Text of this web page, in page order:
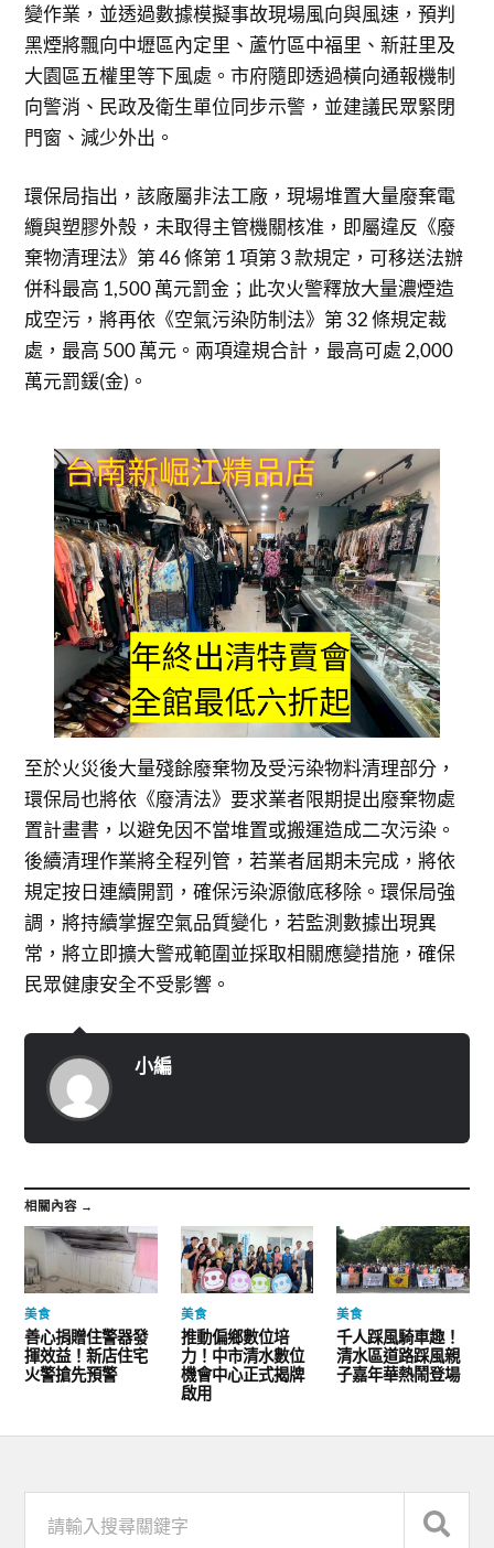
變作業，並透過數據模擬事故現場風向與風速，預判
黑煙將飄向中壢區內定里、蘆竹區中福里、新莊里及
大園區五權里等下風處。市府隨即透過橫向通報機制
向警消、民政及衛生單位同步示警，並建議民眾緊閉
門窗、減少外出。
環保局指出，該廠屬非法工廠，現場堆置大量廢棄電
纜與塑膠外殼，未取得主管機關核准，即屬違反《廢
棄物清理法》第 46 條第 1 項第 3 款規定，可移送法辦
併科最高 1,500 萬元罰金；此次火警釋放大量濃煙造
成空污，將再依《空氣污染防制法》第 32 條規定裁
處，最高 500 萬元。兩項違規合計，最高可處 2,000
萬元罰鍰(金)。
至於火災後大量殘餘廢棄物及受污染物料清理部分，
環保局也將依《廢清法》要求業者限期提出廢棄物處
置計畫書，以避免因不當堆置或搬運造成二次污染。
後續清理作業將全程列管，若業者屆期未完成，將依
規定按日連續開罰，確保污染源徹底移除。環保局強
調，將持續掌握空氣品質變化，若監測數據出現異
常，將立即擴大警戒範圍並採取相關應變措施，確保
民眾健康安全不受影響。
小編
相關內容 →
美食
善心捐贈住警器發
揮效益！新店住宅
火警搶先預警
美食
推動偏鄉數位培
力！中市清水數位
機會中心正式揭牌
啟用
美食
千人踩風騎車趣！
清水區道路踩風親
子嘉年華熱鬧登場